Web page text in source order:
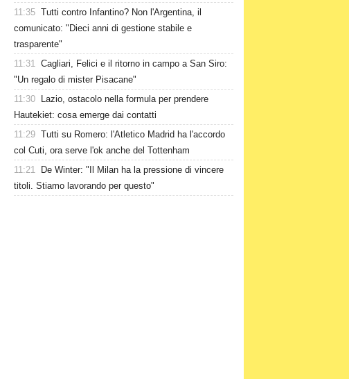
11:35 Tutti contro Infantino? Non l'Argentina, il
comunicato: "Dieci anni di gestione stabile e
trasparente"
11:31 Cagliari, Felici e il ritorno in campo a San Siro:
"Un regalo di mister Pisacane"
11:30
Lazio, ostacolo nella formula per prendere
Hautekiet: cosa emerge dai contatti
11:29 Tutti su Romero: l'Atletico Madrid ha l'accordo
col Cuti, ora serve l'ok anche del Tottenham
11:21
De Winter: "Il Milan ha la pressione di vincere
titoli. Stiamo lavorando per questo"